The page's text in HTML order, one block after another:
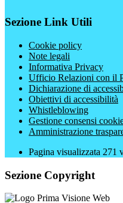
Sezione Link Utili
Cookie policy
Note legali
Informativa Privacy
Ufficio Relazioni con il
Dichiarazione di
Obiettivi di accessibilità
Whistleblowing
Gestione consensi
Amministrazione
Pagina visualizzata 271
Sezione Copyright